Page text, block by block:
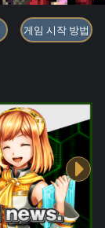
게임 시작 방법